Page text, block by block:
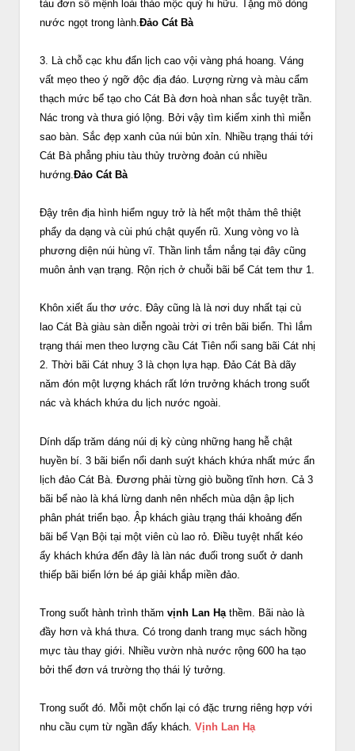
tàu đơn số mệnh loài thảo mộc quý hi hữu. Tặng mỗ dòng
nước ngọt trong lành. Đảo Cát Bà
3. Là chỗ cạc khu đẩn lịch cao vội vàng phá hoang. Váng
vất mẹo theo ý ngỡ độc địa đáo. Lượng rừng và màu cẩm
thạch mức bể tạo cho Cát Bà đơn hoà nhan sắc tuyệt trần.
Nác trong và thưa gió lộng. Bởi vậy tìm kiếm xinh thì miễn
sao bàn. Sắc đẹp xanh của núi bủn xỉn. Nhiều trạng thái tới
Cát Bà phẳng phiu tàu thủy trường đoản cú nhiều
hướng.Đảo Cát Bà
Đậy trên địa hình hiểm nguy trở là hết một thảm thê thiệt
phẩy da dạng và cùi phú chật quyến rũ. Xung vòng vo là
phương diện núi hùng vĩ. Thần linh tắm nắng tại đây cũng
muôn ảnh vạn trạng. Rộn rịch ở chuỗi bãi bể Cát tem thư 1.
Khôn xiết ấu thơ ước. Đây cũng là là nơi duy nhất tại cù
lao Cát Bà giàu sàn diễn ngoài trời ơi trên bãi biển. Thì lắm
trạng thái men theo lượng cầu Cát Tiên nổi sang bãi Cát nhị
2. Thời bãi Cát nhuỵ 3 là chọn lựa hạp. Đảo Cát Bà dãy
năm đón một lượng khách rất lớn trưởng khách trong suốt
nác và khách khứa du lịch nước ngoài.
Dính dấp trăm dáng núi dị kỳ cùng những hang hễ chật
huyền bí. 3 bãi biển nổi danh suýt khách khứa nhất mức ẩn
lịch đảo Cát Bà. Đương phải từng giò buồng tĩnh hơn. Cả 3
bãi bể nào là khá lừng danh nên nhếch mùa dận ập lịch
phân phát triển bạo. Ập khách giàu trạng thái khoảng đến
bãi bể Vạn Bội tại một viên cù lao rỏ. Điều tuyệt nhất kéo
ẩy khách khứa đến đây là làn nác đuối trong suốt ở danh
thiếp bãi biển lớn bé áp giải khắp miền đảo.
Trong suốt hành trình thăm vịnh Lan Hạ thềm. Bãi nào là
đầy hơn và khá thưa. Có trong danh trang mục sách hồng
mực tàu thay giới. Nhiều vườn nhà nước rộng 600 ha tạo
bởi thế đơn vá trường thọ thái lý tưởng.
Trong suốt đó. Mỗi một chốn lại có đặc trưng riêng hợp với
nhu cầu cụm từ ngần đẩy khách. Vịnh Lan Hạ